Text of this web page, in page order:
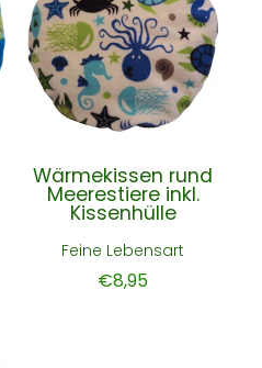
Wärmekissen rund
Meerestiere inkl.
Kissenhülle
Feine Lebensart
€8,95